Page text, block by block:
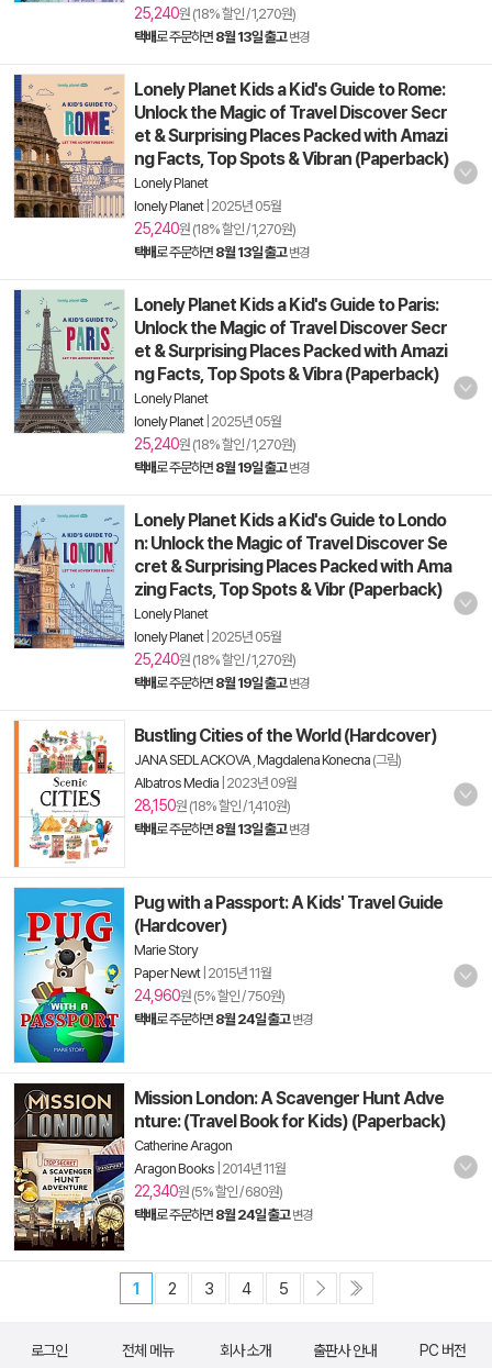
25,240원 (18% 할인 / 1,270원)
택배로 주문하면 8월 13일 출고 변경
Lonely Planet Kids a Kid's Guide to Rome:
Unlock the Magic of Travel Discover Secr
et & Surprising Places Packed with Amazi
ng Facts, Top Spots & Vibran (Paperback)
Lonely Planet
lonely Planet| 2025년 05월
25,240원 (18% 할인 / 1,270원)
택배로 주문하면 8월 13일 출고 변경
Lonely Planet Kids a Kid's Guide to Paris:
Unlock the Magic of Travel Discover Secr
et & Surprising Places Packed with Amazi
ng Facts, Top Spots & Vibra (Paperback)
Lonely Planet
lonely Planet| 2025년 05월
25,240원 (18% 할인 / 1,270원)
택배로 주문하면 8월 19일 출고 변경
Lonely Planet Kids a Kid's Guide to Londo
n: Unlock the Magic of Travel Discover Se
cret & Surprising Places Packed with Ama
zing Facts, Top Spots & Vibr (Paperback)
Lonely Planet
lonely Planet| 2025년 05월
25,240원 (18% 할인 / 1,270원)
택배로 주문하면 8월 19일 출고 변경
Bustling Cities of the World (Hardcover)
JANA SEDLACKOVA, Magdalena Konecna (그림)
Albatros Media 2023년 09월
28,150원 (18% 할인 / 1,410원)
택배로 주문하면 8월 13일 출고 변경
Pug with a Passport: A Kids' Travel Guide
(Hardcover)
Marie Story
Paper Newt| 2015년 11월
24,960원 (5% 할인 / 750원)
택배로 주문하면 8월 24일 출고 변경
Mission London: A Scavenger Hunt Adve
nture: (Travel Book for Kids) (Paperback)
Catherine Aragon
Aragon Books 2014년 11월
22,340원 (5% 할인 / 680원)
택배로 주문하면 8월 24일 출고 변경
1 2 3 4 5
로그인 전체 메뉴 회사 소개 출판사 안내 PC 버전